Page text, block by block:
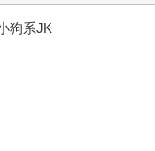
狗系JK